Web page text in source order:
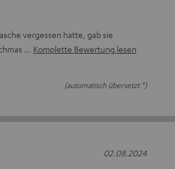
vergessen hatte, gab sie
Komplette Bewertung lesen
(automatisch übersetzt *)
02.08.2024